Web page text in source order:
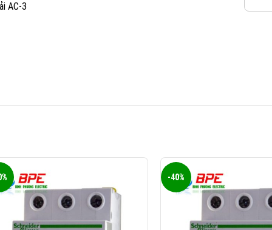
AC-3
-40%